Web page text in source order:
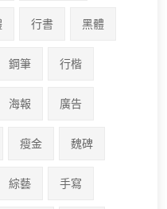
行書 黑體
鋼筆 行楷
海報 廣告
瘦金 魏碑
綜藝 手寫